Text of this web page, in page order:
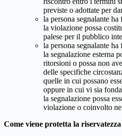
previste o adottate per
la persona segnalante
la violazione possa
palese per il pubblico
la persona segnalante
la segnalazione esterna
ritorsioni o possa non
delle specifiche
quelle in cui possano
oppure in cui vi sia
la segnalazione possa
violazione o coinvolto
Come viene protetta la riservatezza